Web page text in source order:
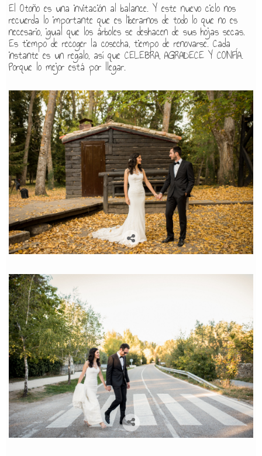
El Otoño es una invitación al balance. Y este nuevo ciclo nos
recuerda lo importante que es liberarnos de todo lo que no es
necesario, igual que los árboles se deshacen de sus hojas secas.
Es tiempo de recoger la cosecha, tiempo de renovarse. Cada
instante es un regalo, así que CELEBRA, AGRADECE Y CONFÍA.
Porque lo mejor está por llegar.